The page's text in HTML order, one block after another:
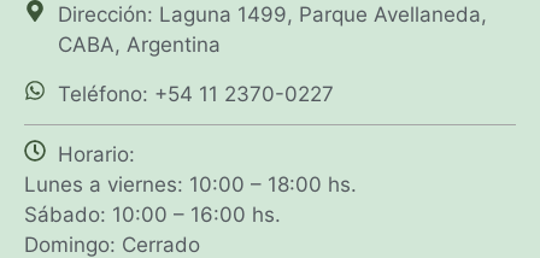
Dirección: Laguna 1499, Parque Avellaneda,
CABA, Argentina
Teléfono: +54 11 2370-0227
Horario:
Lunes a viernes: 10:00 – 18:00 hs.
Sábado: 10:00 – 16:00 hs.
Domingo: Cerrado